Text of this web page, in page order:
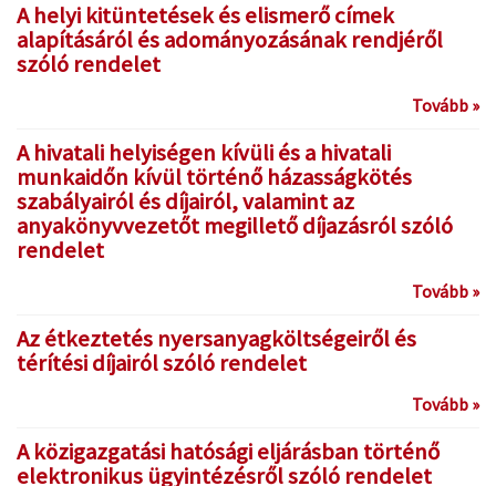
A helyi kitüntetések és elismerő címek
alapításáról és adományozásának rendjéről
szóló rendelet
Tovább »
A hivatali helyiségen kívüli és a hivatali
munkaidőn kívül történő házasságkötés
szabályairól és díjairól, valamint az
anyakönyvvezetőt megillető díjazásról szóló
rendelet
Tovább »
Az étkeztetés nyersanyagköltségeiről és
térítési díjairól szóló rendelet
Tovább »
A közigazgatási hatósági eljárásban történő
elektronikus ügyintézésről szóló rendelet